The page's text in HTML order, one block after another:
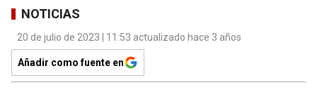
NOTICIAS
20 de julio de 2023 | 11:53 actualizado hace 3 años
Añadir como fuente en